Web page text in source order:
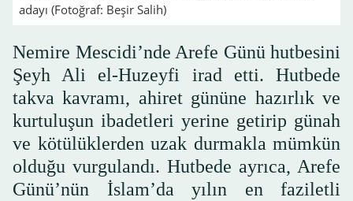
adayı (Fotoğraf: Beşir Salih)
Nemire Mescidi’nde Arefe Günü hutbesini
Şeyh Ali el-Huzeyfi irad etti. Hutbede
takva kavramı, ahiret gününe hazırlık ve
kurtuluşun ibadetleri yerine getirip günah
ve kötülüklerden uzak durmakla mümkün
olduğu vurgulandı. Hutbede ayrıca, Arefe
Günü’nün İslam’da yılın en faziletli